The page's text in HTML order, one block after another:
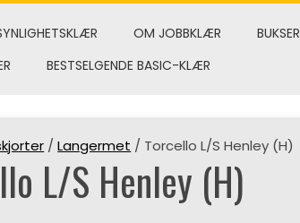
OM JOBBKLÆR
BUKSER
BESTSELGENDE BASIC-KLÆR
/Langermet / Torcello L/S Henley (H)
L/S Henley (H)